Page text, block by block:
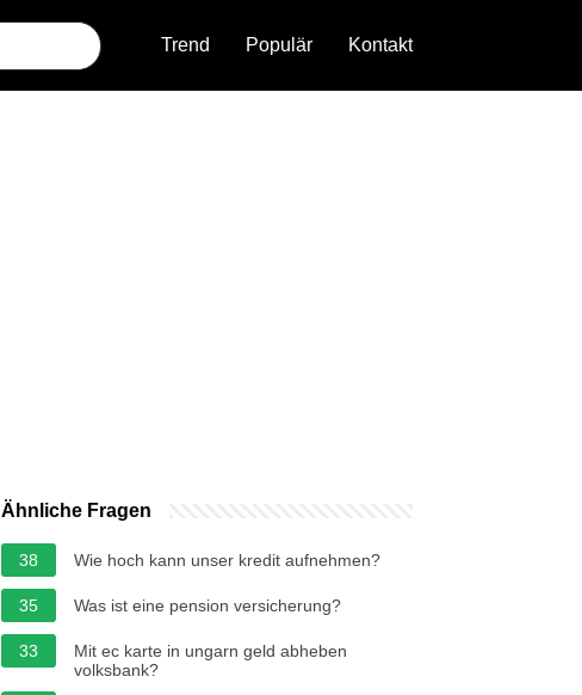
Trend Populär Kontakt
Ähnliche Fragen
38 Wie hoch kann unser kredit aufnehmen?
35 Was ist eine pension versicherung?
33
Mit ec karte in ungarn geld abheben
volksbank?